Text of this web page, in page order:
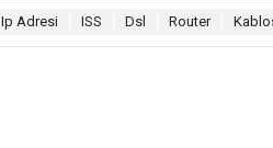
Ip Adresi ISS Dsl Router